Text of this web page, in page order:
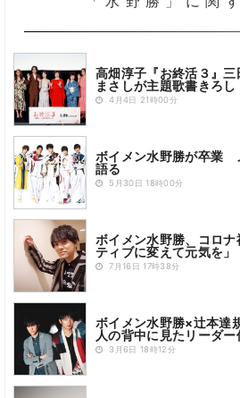
高畑淳子『お終活３』
まさしが主題歌書きろし
4月4日 21時00分
ボイメン水野勝が卒業
語る
5月30日 18時00分
ボイメン水野勝、コロ
ティブに変えて元気を」
7月16日 17時38分
ボイメン水野勝×辻本達
人の背中に見たリーダー
3月6日 18時12分